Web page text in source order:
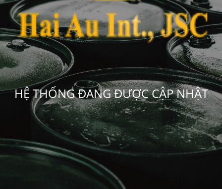
HỆ THỐNG ĐANG ĐƯỢC CẬP NHẬT